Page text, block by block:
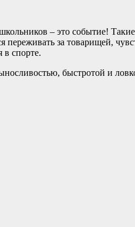
– это событие!
переживать за товарищей,
в спорте.
быстротой и